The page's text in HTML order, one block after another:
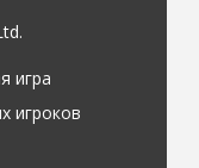
игра
игроков